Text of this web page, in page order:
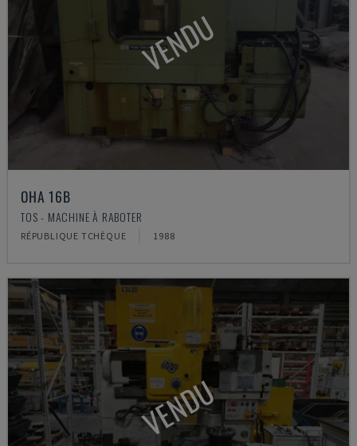
VENDU
OHA 16B
TOS - MACHINE À RABOTER
RÉPUBLIQUE TCHÈQUE 1988
VENDU